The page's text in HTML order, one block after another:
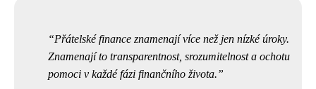
Přátelské finance znamenají více než jen nízké úroky.
Znamenají to transparentnost, srozumitelnost a ochotu
pomoci v každé fázi finančního života.